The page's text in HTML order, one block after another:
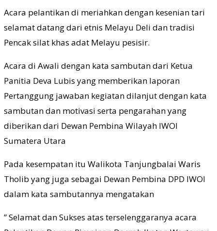
Acara pelantikan di meriahkan dengan kesenian tari
selamat datang dari etnis Melayu Deli dan tradisi
Pencak silat khas adat Melayu pesisir.
Acara di Awali dengan kata sambutan dari Ketua
Panitia Deva Lubis yang memberikan laporan
Pertanggung jawaban kegiatan dilanjut dengan kata
sambutan dan motivasi serta pengarahan yang
diberikan dari Dewan Pembina Wilayah IWOI
Sumatera Utara
Pada kesempatan itu Walikota Tanjungbalai Waris
Tholib yang juga sebagai Dewan Pembina DPD IWOI
dalam kata sambutannya mengatakan
” Selamat dan Sukses atas terselenggaranya acara